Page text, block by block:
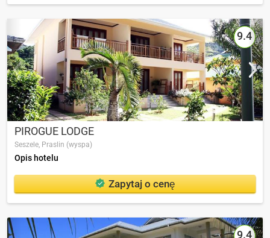
9.4
PIROGUE LODGE
Seszele, Praslin (wyspa)
Opis hotelu
Zapytaj o cenę
9.4